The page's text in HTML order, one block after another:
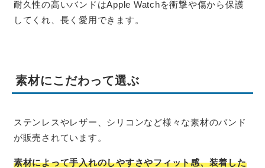
耐久性の高いバンドはApple Watchを衝撃や傷から保護
してくれ、長く愛用できます。
素材にこだわって選ぶ
ステンレスやレザー、シリコンなど様々な素材のバンド
が販売されています。
素材によって手入れのしやすさやフィット感、装着した